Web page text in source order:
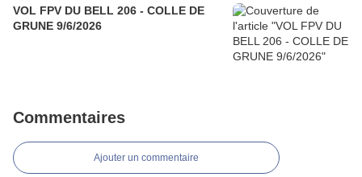
VOL FPV DU BELL 206 - COLLE DE
GRUNE 9/6/2026
Commentaires
Ajouter un commentaire